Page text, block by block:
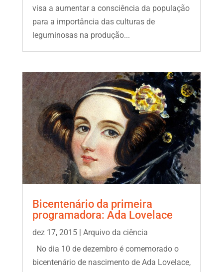
visa a aumentar a consciência da população
para a importância das culturas de
leguminosas na produção...
Bicentenário da primeira
programadora: Ada Lovelace
dez 17, 2015| Arquivo da ciência
No dia 10 de dezembro é comemorado o
bicentenário de nascimento de Ada Lovelace,